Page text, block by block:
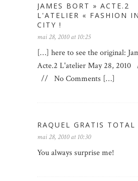
JAMES BORT » ACTE.2
L'ATELIER « FASHION
CITY !
mai 28, 2010 at 10:25
[…] here to see the original:
Acte.2 L'atelier May 28,
// No Comments […]
RAQUEL GRATIS TOTAL
mai 28, 2010 at 10:30
You always surprise me!